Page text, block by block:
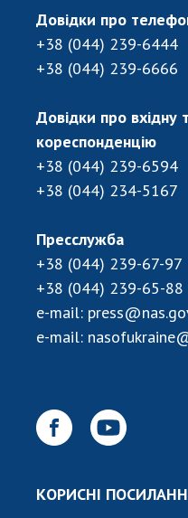
Державний бюджет
Вибори до складу
Бланки документів
НОВИНИ
ЗАСІДАННЯ
НАУКОВІ ВИДАННЯ
МЕДІА ПРО НАС
АКАДЕМІЯ
КОНТАКТИ
ПРОФСПІЛКА НАН
Довідки про
+38 (044) 239-6444
+38 (044) 239-6666
Довідки про вхідну
кореспонденцію
+38 (044) 239-6594
+38 (044) 234-5167
Пресслужба
+38 (044) 239-67-97
+38 (044) 239-65-88
e-mail:
e-mail:
КОРИСНІ